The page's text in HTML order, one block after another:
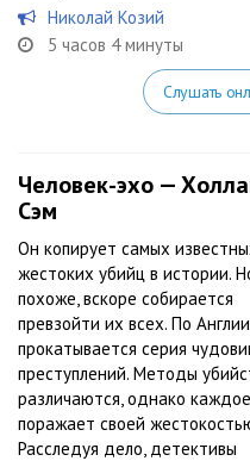
Николай Козий
5 часов 4 минуты
Слушать
Человек-эхо —
Сэм
Он копирует самых
жестоких убийц в истории.
похоже, вскоре собирается
превзойти их всех. По Англии
прокатывается серия
преступлений. Методы
различаются, однако
поражает своей
Расследуя дело, детективы